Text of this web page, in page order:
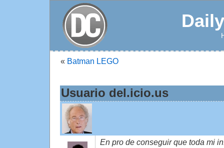
« Batman LEGO
Usuario del.icio.us
En pro de conseguir que toda mi